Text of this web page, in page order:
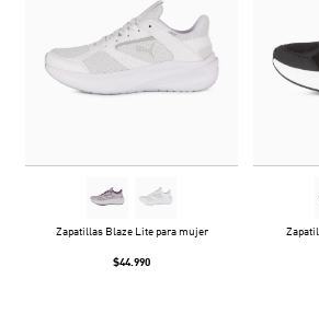
Zapatillas Blaze Lite para mujer
$44.990